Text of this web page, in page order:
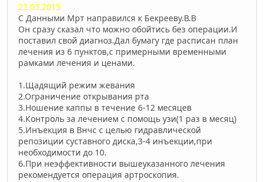
22.05.2015
С Данными Мрт направился к Бекрееву.В.В
Он сразу сказал что можно обойтись без операции.И
поставил свой диагноз.Дал бумагу где расписан план
лечения из 6 пунктов,c примерными временными
рамками лечения и ценами.
1.Щадящий режим жевания
2.Ограничение открывания рта
3.Ношение каппы в течение 6-12 месяцев
4.Контроль за лечением с помощь узи(1 раз в месяц)
5.Инъекция в Внчс с целью гидравлической
репозиции суставного диска,3-4 инъекции,при
необходимости до 10.
6.При неэффективности вышеуказанного лечения
рекомендуетcя операция артроскопия.